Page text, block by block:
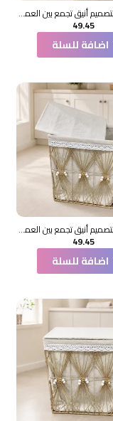
سلة غسيل بتصميم أنيق تجمع بين العملية والطابع الديكوري
49.45
اضافة للسلة
سلة غسيل بتصميم أنيق تجمع بين العملية والطابع الديكوري
49.45
اضافة للسلة